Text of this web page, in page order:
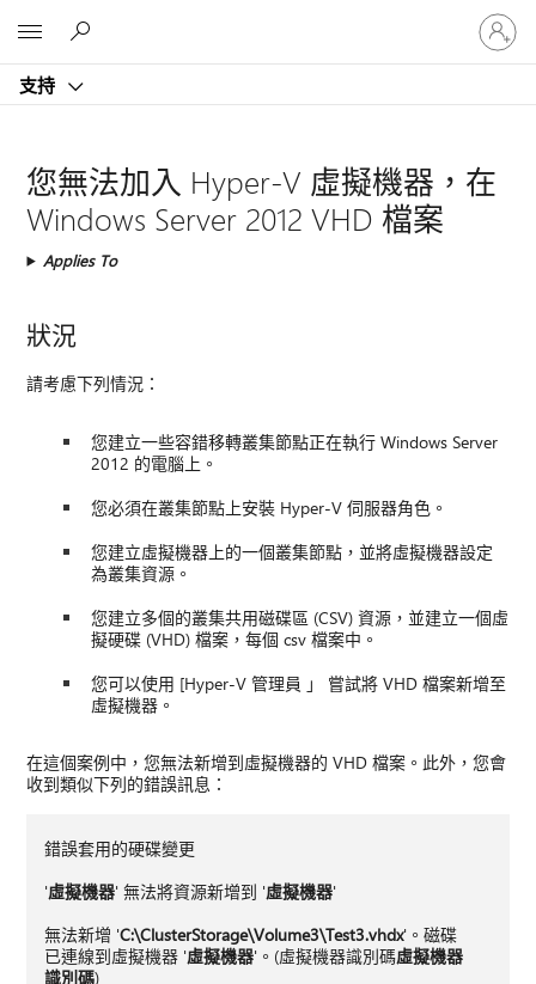
支持
登
入
您
您無法加入 Hyper-V 虛擬機器，在
Windows Server 2012 VHD 檔案
Applies To
狀況
請考慮下列情況：
您建立一些容錯移轉叢集節點正在執行 Windows Server
2012 的電腦上。
您必須在叢集節點上安裝 Hyper-V 伺服器角色。
您建立虛擬機器上的一個叢集節點，並將虛擬機器設定
為叢集資源。
您建立多個的叢集共用磁碟區 (CSV) 資源，並建立一個虛
擬硬碟 (VHD) 檔案，每個 csv 檔案中。
您可以使用 [Hyper-V 管理員 」 嘗試將 VHD 檔案新增至
虛擬機器。
在這個案例中，您無法新增到虛擬機器的 VHD 檔案。此外，您會
收到類似下列的錯誤訊息：
錯誤套用的硬碟變更
'虛擬機器' 無法將資源新增到 '虛擬機器'
無法新增 'C:\ClusterStorage\Volume3\Test3.vhdx'。磁碟
已連線到虛擬機器 '虛擬機器'。(虛擬機器識別碼虛擬機器
識別碼)